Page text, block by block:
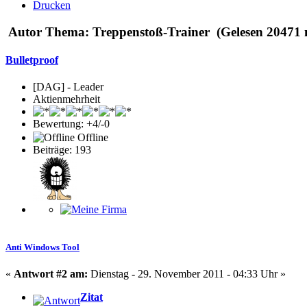
Drucken
Autor Thema: Treppenstoß-Trainer (Gelesen 20471
Bulletproof
[DAG] - Leader
Aktienmehrheit
Bewertung: +4/-0
Offline
Beiträge: 193
Anti Windows Tool
« Antwort #2 am: Dienstag - 29. November 2011 - 04:33 Uhr »
Zitat